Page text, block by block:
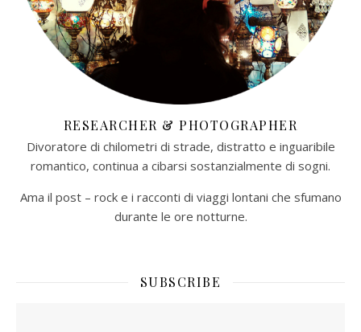
RESEARCHER & PHOTOGRAPHER
Divoratore di chilometri di strade, distratto e inguaribile
romantico, continua a cibarsi sostanzialmente di sogni.
Ama il post – rock e i racconti di viaggi lontani che sfumano
durante le ore notturne.​
SUBSCRIBE